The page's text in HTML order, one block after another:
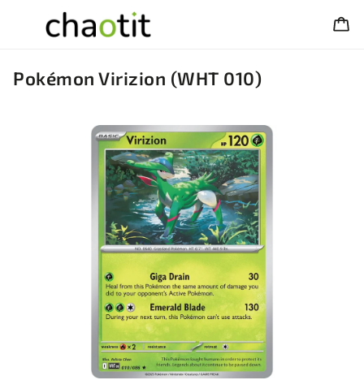
Pokémon Virizion (WHT 010)